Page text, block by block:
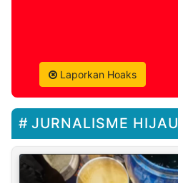
Laporkan Hoaks
JURNALISME HIJAU